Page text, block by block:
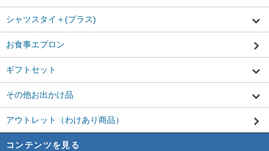
シャツスタイ＋(プラス)
お食事エプロン
ギフトセット
その他お出かけ品
アウトレット（わけあり商品）
コンテンツを見る